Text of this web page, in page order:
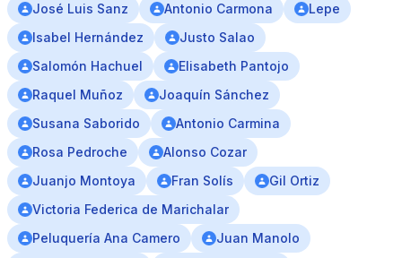
José Luis Sanz
Antonio Carmona
Lepe
Isabel Hernández
Justo Salao
Salomón Hachuel
Elisabeth Pantojo
Raquel Muñoz
Joaquín Sánchez
Susana Saborido
Antonio Carmina
Rosa Pedroche
Alonso Cozar
Juanjo Montoya
Fran Solís
Gil Ortiz
Victoria Federica de Marichalar
Peluquería Ana Camero
Juan Manolo